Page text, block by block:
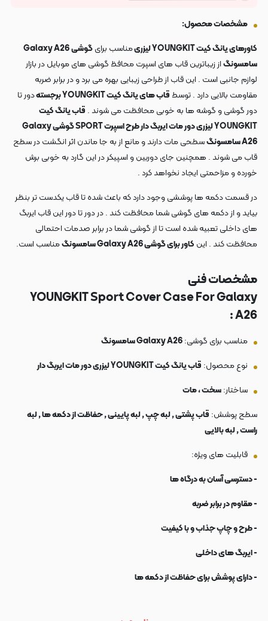
مشخصات محصول:
کاورهای یانگ کیت YOUNGKIT لیزری
مناسب برایگوشیGalaxy A26
سامسونگاز زیباترین قاب های اسپرت محافظ گوشی های موبایل در بازار
لوازم جانبی است . این قاب از طراحی زیبایی بهره می برد و در برابر ضربه
مقاومت بالایی دارد . توسطقاب های یانگ کیت YOUNGKIT برجسته
دور تا
دور گوشی و گوشه ها به خوبی محافظت می شوند . قاب یانگ کیت
YOUNGKIT لیزری دور مات ایربگ دار طرح اسپرت SPORT گوشی Galaxy
A26 سامسونگ
سطحی مات دارند و مانع از به جا ماندن اثر انگشت در سطح
قاب می شوند . همچنین جای دوربین و اسپیکر در این گارد به خوبی برش
خورده و مزاحمتی ایجاد نخواهد کرد .
در قسمت دکمه ها پوششی وجود دارد که باعث شده تا قاب یکدست تر بنظر
بیاید و از دکمه های گوشی شما محافظت کند . در دور تا دور این قاب ایربگ
های داخلی تعبیه شده است تا از گوشی شما در برابر صدمات احتمالی
محافظت کند . این کاور برای گوشی Galaxy A26 سامسونگ مناسب است.
مشخصات فنی
YOUNGKIT Sport Cover Case For Galaxy
A26 :
مناسب برای گوشی:Galaxy A26 سامسونگ
نوع محصول: قاب یانگ کیت YOUNGKIT لیزری دور مات ایربگ دار
ساختار:سخت ، مات
سطح پوشش: قاب پشتی , لبه چپ , لبه پایینی , حفاظت از دکمه ها , لبه
راست , لبه بالایی
قابلیت های ویژه:
- دسترسی آسان به درگاه ها
- مقاوم در برابر ضربه
- طرح و چاپ جذاب و با کیفیت
- ایربگ های داخلی
- دارای پوشش برای حفاظت از دکمه ها